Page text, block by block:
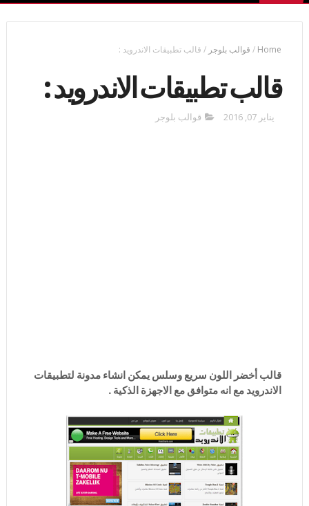
Home
/ قوالب بلوجر / قالب تطبيقات الاندرويد :
قالب تطبيقات الاندرويد :
يناير 07, 2016 قوالب بلوجر
قالب أخضر اللون سريع وسلس يمكن انشاء مدونة لتطبيقات
الاندرويد مع انه متوافق مع الاجهزة الذكية .